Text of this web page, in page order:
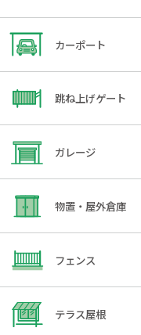
カーポート
跳ね上げゲート
ガレージ
物置・屋外倉庫
フェンス
テラス屋根